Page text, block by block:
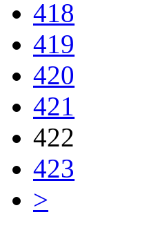
418
419
420
421
422
423
>